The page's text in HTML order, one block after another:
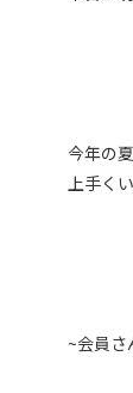
今年の
上手く
~会員さ